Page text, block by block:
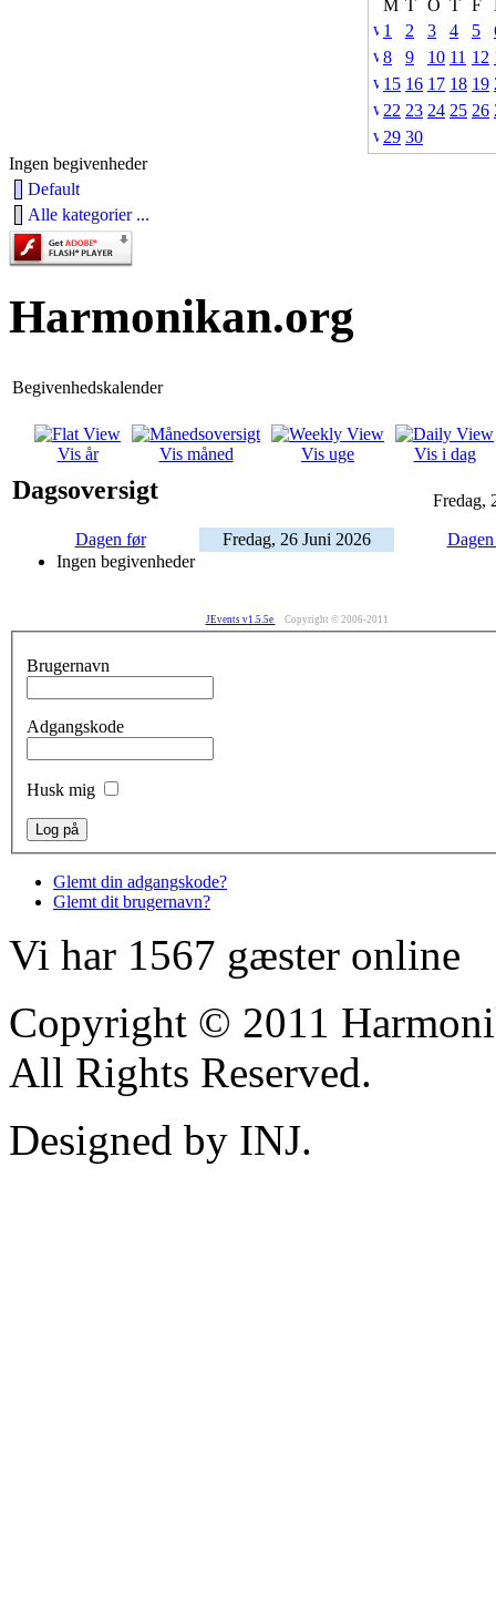
M T O T F
1
2 3 4 5
8
9 10 11 12
15 16 17 18 19
22 23 24 25 26
29 30
Ingen begivenheder
Default
Alle kategorier ...
Harmonikan.org
Begivenhedskalender
Vis år Vis måned Vis uge Vis i dag
Dagsoversigt Fredag,
Dagen før Fredag, 26 Juni 2026
Ingen begivenheder
JEvents v1.5.5e Copyright © 2006-2011
Brugernavn
Adgangskode
Husk mig
Glemt din adgangskode?
Glemt dit brugernavn?
Vi har 1567 gæster online
Copyright © 2011
All Rights Reserved.
Designed by INJ.